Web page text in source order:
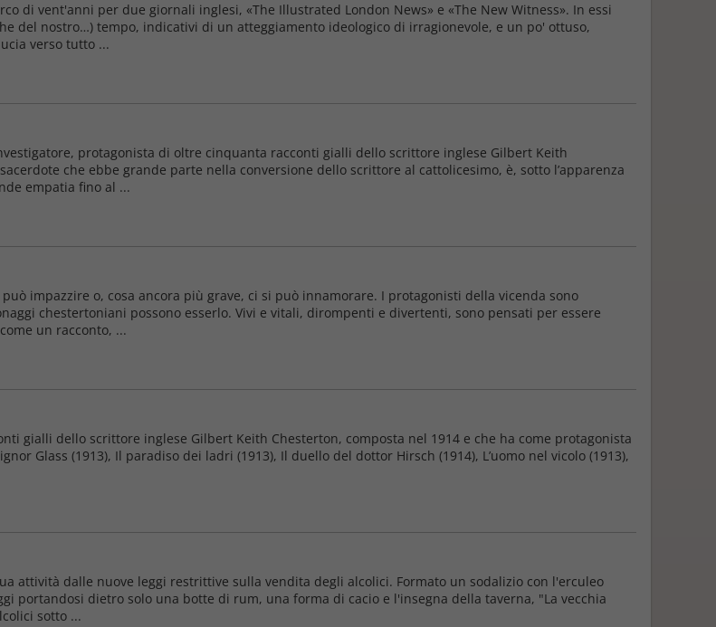
di vent'anni per due giornali inglesi, «The Illustrated London News» e «The New Witness». In essi
del nostro…) tempo, indicativi di un atteggiamento ideologico di irragionevole, e un po' ottuso,
verso tutto ...
protagonista di oltre cinquanta racconti gialli dello scrittore inglese Gilbert Keith
che ebbe grande parte nella conversione dello scrittore al cattolicesimo, è, sotto l’apparenza
empatia fino al ...
impazzire o, cosa ancora più grave, ci si può innamorare. I protagonisti della vicenda sono
chestertoniani possono esserlo. Vivi e vitali, dirompenti e divertenti, sono pensati per essere
un racconto, ...
gialli dello scrittore inglese Gilbert Keith Chesterton, composta nel 1914 e che ha come protagonista
Glass (1913), Il paradiso dei ladri (1913), Il duello del dottor Hirsch (1914), L’uomo nel vicolo (1913),
attività dalle nuove leggi restrittive sulla vendita degli alcolici. Formato un sodalizio con l'erculeo
portandosi dietro solo una botte di rum, una forma di cacio e l'insegna della taverna, "La vecchia
sotto ...